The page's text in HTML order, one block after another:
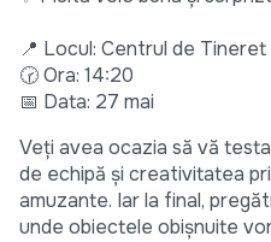
📍 Locul: Centrul de
🕝 Ora: 14:20
📅 Data: 27 mai
Veți avea ocazia să vă
de echipă și creativitatea
amuzante. Iar la final,
unde obiectele obișnuite